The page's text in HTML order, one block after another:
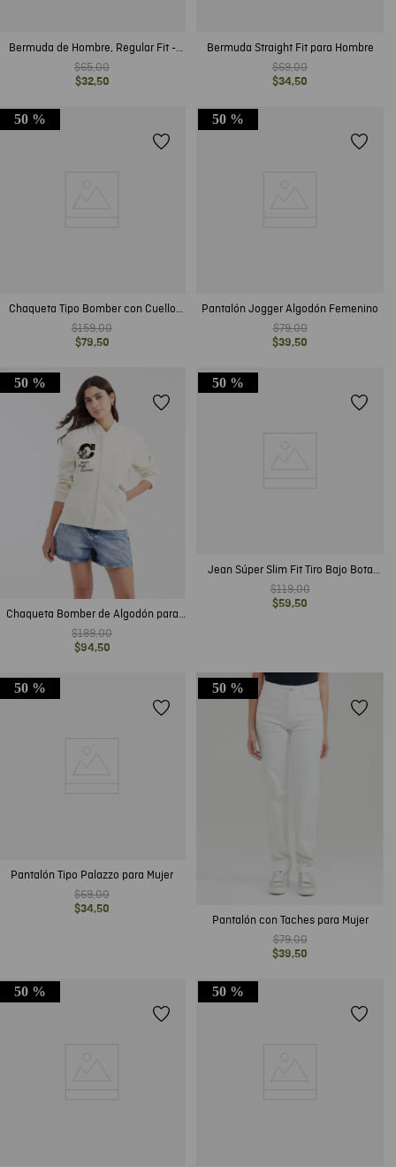
Bermuda de Hombre, Regular Fit -
Básico Casual
$65,00
$32,50
Bermuda Straight Fit para Hombre
$69,00
$34,50
50 %
Chaqueta Tipo Bomber con Cuello
Aviador para Mujer
$159,00
$79,50
50 %
Pantalón Jogger Algodón Femenino
$79,00
$39,50
50 %
Chaqueta Bomber de Algodón para
Mujer
$189,00
$94,50
50 %
Jean Súper Slim Fit Tiro Bajo Bota
Super Slim Azul Ultra Oscuro para
Hombre
$119,00
$59,50
50 %
Pantalón Tipo Palazzo para Mujer
$69,00
$34,50
50 %
Pantalón con Taches para Mujer
$79,00
$39,50
50 % 50 %